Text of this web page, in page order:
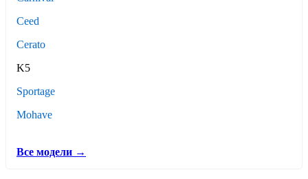
Ceed
Cerato
K5
Sportage
Mohave
Все модели →